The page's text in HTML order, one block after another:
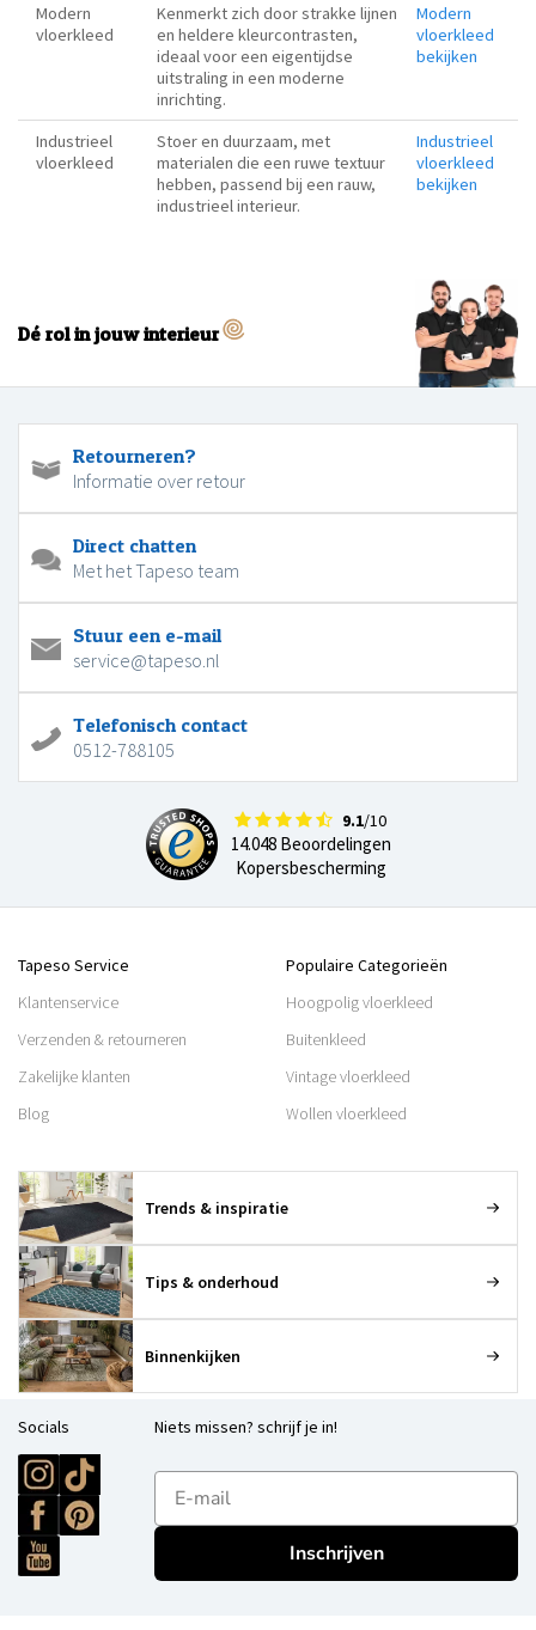
Modern
vloerkleed
Kenmerkt zich door strakke lijnen
en heldere kleurcontrasten,
ideaal voor een eigentijdse
uitstraling in een moderne
inrichting.
Modern
vloerkleed
bekijken
Industrieel
vloerkleed
Stoer en duurzaam, met
materialen die een ruwe textuur
hebben, passend bij een rauw,
industrieel interieur.
Industrieel
vloerkleed
bekijken
Dé rol in jouw interieur
Retourneren?
Informatie over retour
Direct chatten
Met het Tapeso team
Stuur een e-mail
service@tapeso.nl
Telefonisch contact
0512-788105
9.1/10
14.048 Beoordelingen
Kopersbescherming
Tapeso Service
Klantenservice
Verzenden & retourneren
Zakelijke klanten
Blog
Populaire Categorieën
Hoogpolig vloerkleed
Buitenkleed
Vintage vloerkleed
Wollen vloerkleed
Trends & inspiratie
Tips & onderhoud
Binnenkijken
Socials Niets missen? schrijf je in!
E-mailadres
Inschrijven